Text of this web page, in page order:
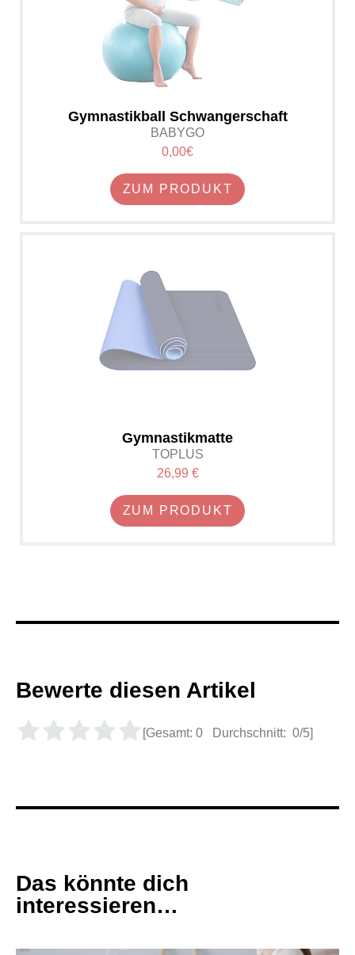
Gymnastikball Schwangerschaft
BABYGO
0,00€
ZUM PRODUKT
Gymnastikmatte
TOPLUS
26,99 €
ZUM PRODUKT
Bewerte diesen Artikel
[Gesamt: 0 Durchschnitt: 0/5]
Das könnte dich
interessieren…